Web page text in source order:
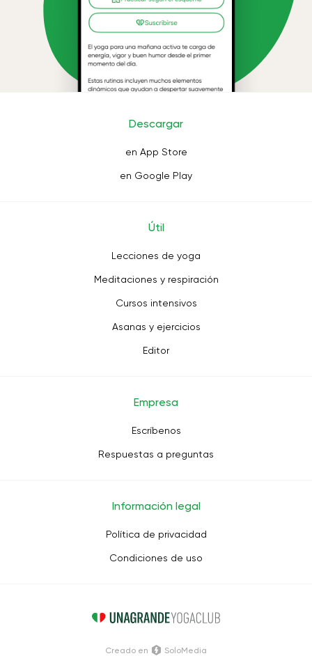
Descargar
en App Store
en Google Play
Útil
Lecciones de yoga
Meditaciones y respiración
Cursos intensivos
Asanas y ejercicios
Editor
Empresa
Escríbenos
Respuestas a preguntas
Información legal
Política de privacidad
Condiciones de uso
Creado en SoloMedia